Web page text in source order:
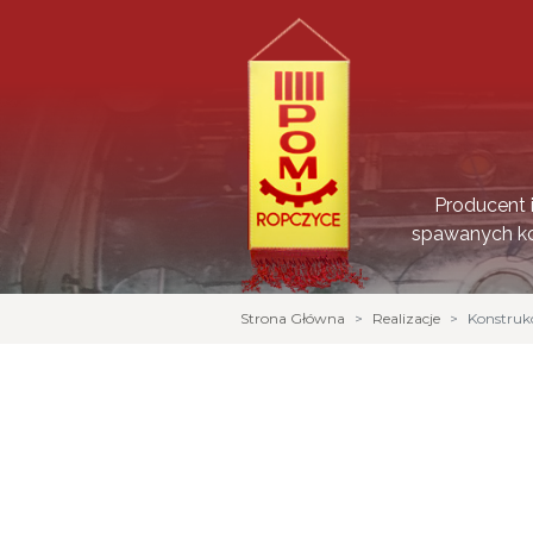
Producent
spawanych
Strona Główna Realizacje